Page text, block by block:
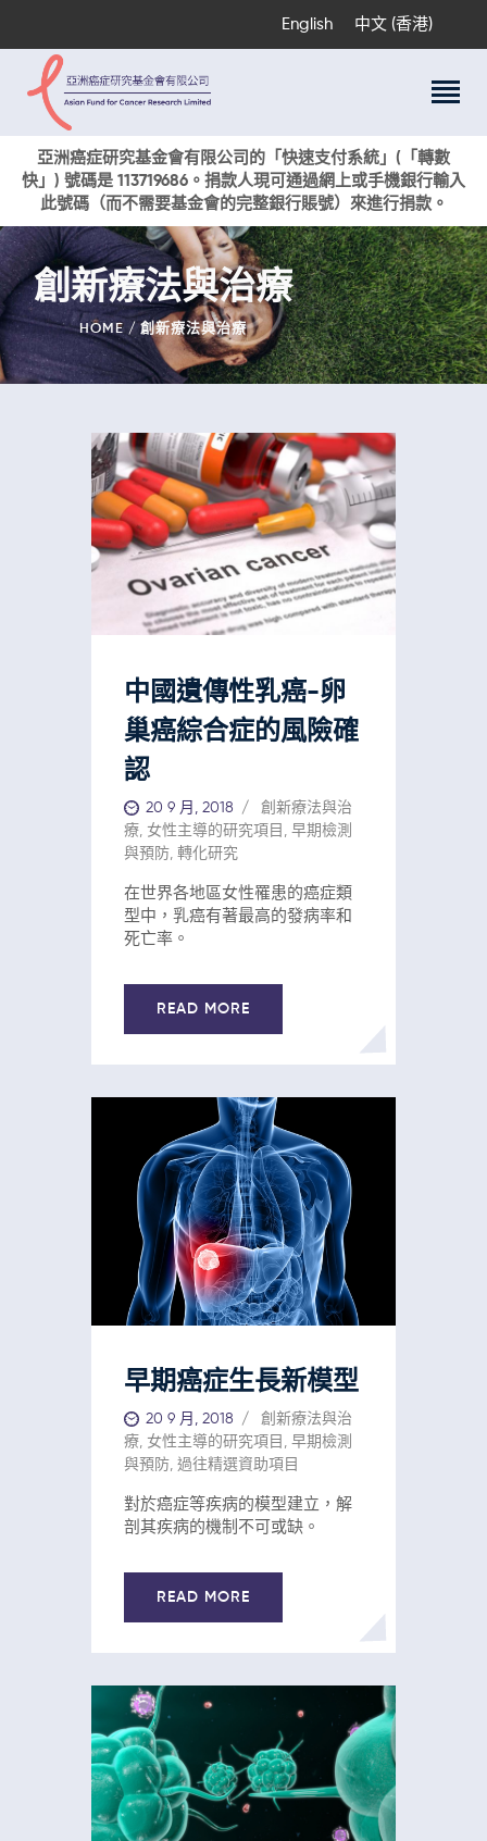
English 中文 (香港)
亞洲癌症研究基金會有限公司的「快速支付系統」(「轉數
快」) 號碼是 113719686。捐款人現可通過網上或手機銀行輸入
此號碼（而不需要基金會的完整銀行賬號）來進行捐款。
創新療法與治療
HOME 創新療法與治療
關於我們
科研項目
活動與獎項
新聞
捐款支持
現在捐贈
中國遺傳性乳癌-卵
巢癌綜合症的風險確
認
20 9 月, 2018
創新療法與治
療 女性主導的研究項目
早期檢測
與預防 轉化研究
在世界各地區女性罹患的癌症類
型中，乳癌有著最高的發病率和
死亡率。
READ MORE
早期癌症生長新模型
20 9 月, 2018
創新療法與治
療, 女性主導的研究項目 , 早期檢測
與預防, 過往精選資助項目
對於癌症等疾病的模型建立，解
剖其疾病的機制不可或缺。
READ MORE